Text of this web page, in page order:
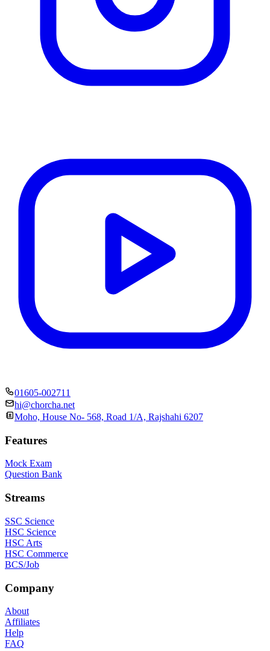
01605-002711
hi@chorcha.net
Moho, House No- 568, Road 1/A, Rajshahi 6207
Features
Mock Exam
Question Bank
Streams
SSC Science
HSC Science
HSC Arts
HSC Commerce
BCS/Job
Company
About
Affiliates
Help
FAQ